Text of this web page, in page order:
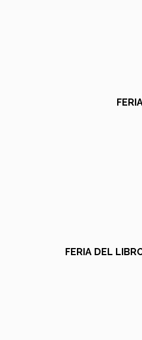
FERIA DEL